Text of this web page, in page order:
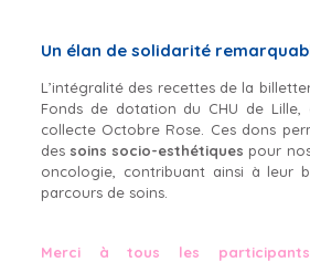
Un élan de solidarité
L’intégralité des recettes de la
Fonds de dotation du CHU de
collecte Octobre Rose. Ces dons
dessoins socio-esthétiques pour
oncologie, contribuant ainsi à leur
parcours de soins.
Merci à tous les